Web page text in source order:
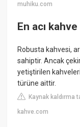
muhiku.com
En acı
Robusta kahvesi,
sahiptir. Ancak
yetiştirilen
türüne aittir.
Kaynak kaldırma
kahve.com